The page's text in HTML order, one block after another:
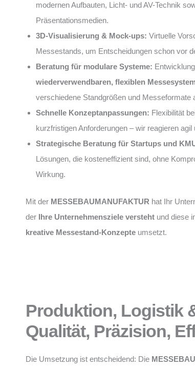
modernen Aufbauten, Licht- und AV-Technik
Präsentationsmedien.
3D-Visualisierung & Mock-ups: Virtuelle
Messestands, um Entscheidungen schon vor
Beratung für modulare Systeme:
wiederverwendbaren, flexiblen
verschiedene Standgrößen und Messeformate
Schnelle Konzeptanpassungen: Flexibilität
kurzfristigen Anforderungen – wir reagieren agil
Strategische Beratung für Startups und
Lösungen, die kosteneffizient sind, ohne
Wirkung.
Mit der MESSEBAUMANUFAKTUR hat Ihr
der Ihre Unternehmensziele versteht und diese
kreative Messestand-Konzepte umsetzt.
Produktion, Logistik
Qualität, Präzision,
Die Umsetzung ist entscheidend: Die